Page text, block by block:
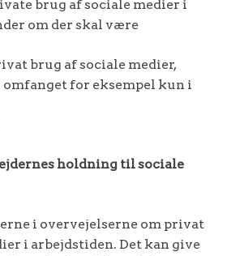
brug af sociale medier i
om der skal være
brug af sociale medier,
for eksempel kun i
holdning til sociale
i overvejelserne om privat
i arbejdstiden. Det kan give